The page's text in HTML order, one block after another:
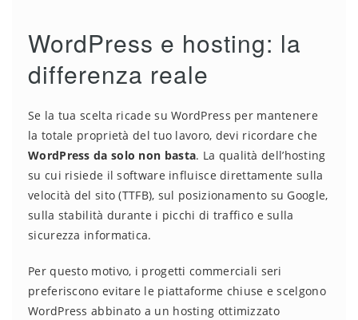
WordPress e hosting: la
differenza reale
Se la tua scelta ricade su WordPress per mantenere
la totale proprietà del tuo lavoro, devi ricordare che
WordPress da solo non basta. La qualità dell’hosting
su cui risiede il software influisce direttamente sulla
velocità del sito (TTFB), sul posizionamento su Google,
sulla stabilità durante i picchi di traffico e sulla
sicurezza informatica.
Per questo motivo, i progetti commerciali seri
preferiscono evitare le piattaforme chiuse e scelgono
WordPress abbinato a un hosting ottimizzato